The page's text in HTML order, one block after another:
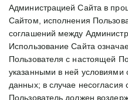
Администрацией Сайта в
Сайтом, исполнения
соглашений между
Использование Сайта
Пользователя с настоящей
указанными в ней условиями
данных; в случае несогласия
Пользователь должен